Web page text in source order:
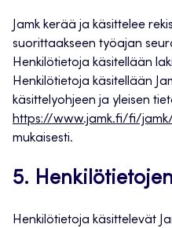
Jamk kerää ja käsittelee
suorittaakseen työajan
Henkilötietoja käsitellään
Henkilötietoja käsitellään
käsittelyohjeen ja yleisen
https://www.jamk.fi/fi/
mukaisesti.
5.
Henkilötietoja käsittelevät